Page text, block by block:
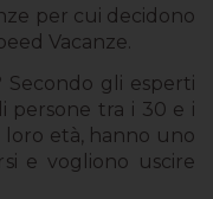
per cui decidono
Vacanze.
Secondo gli esperti
persone tra i 30 e i
loro età, hanno uno
e vogliono uscire